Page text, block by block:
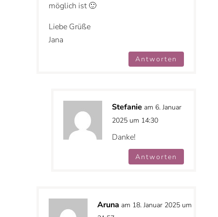
möglich ist 🙂
Liebe Grüße
Jana
Antworten
Stefanie am 6. Januar
2025 um 14:30
Danke!
Antworten
Aruna am 18. Januar 2025 um